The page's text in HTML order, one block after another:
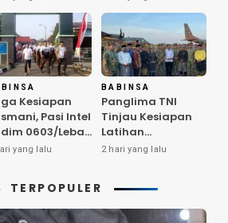
Beban
Tegaskan
Kualitas SDM
Kunci Kekuatan
TNI
Kesiapan
Pasi Intel
0603/Lebak
Pembinaan
yang lalu
BABINSA
Panglima TNI
Tinjau Kesiapan
Latihan
Terintegrasi TNI
2 hari yang lalu
TERPOPULER